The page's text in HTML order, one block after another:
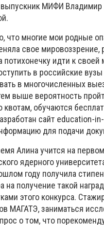
выпускник МИФИ
что многие мои родные
свое
потихонечку идти к
в российские
в многочисленных
выше вероятность
квотам, обучаются
сайт education-
для подачи
Алина учится на
ядерного
году получила
на получение такой
этого конкурса.
МАГАТЭ, заниматься
о том, что